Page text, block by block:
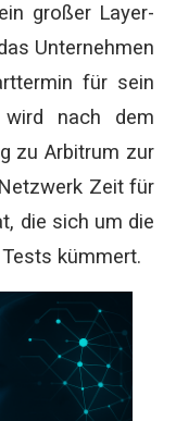
großer Layer-
Unternehmen
für sein
wird nach dem
zu Arbitrum zur
Zeit für
die sich um die
kümmert.